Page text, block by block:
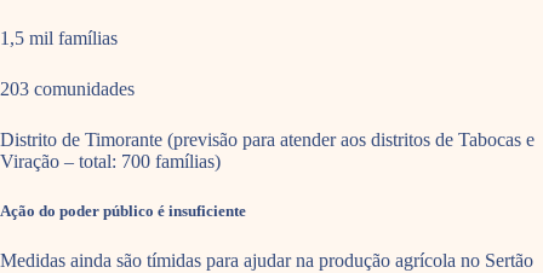
1,5 mil famílias
203 comunidades
Distrito de Timorante (previsão para atender aos distritos de Tabocas e
Viração – total: 700 famílias)
Ação do poder público é insuficiente
Medidas ainda são tímidas para ajudar na produção agrícola no Sertão